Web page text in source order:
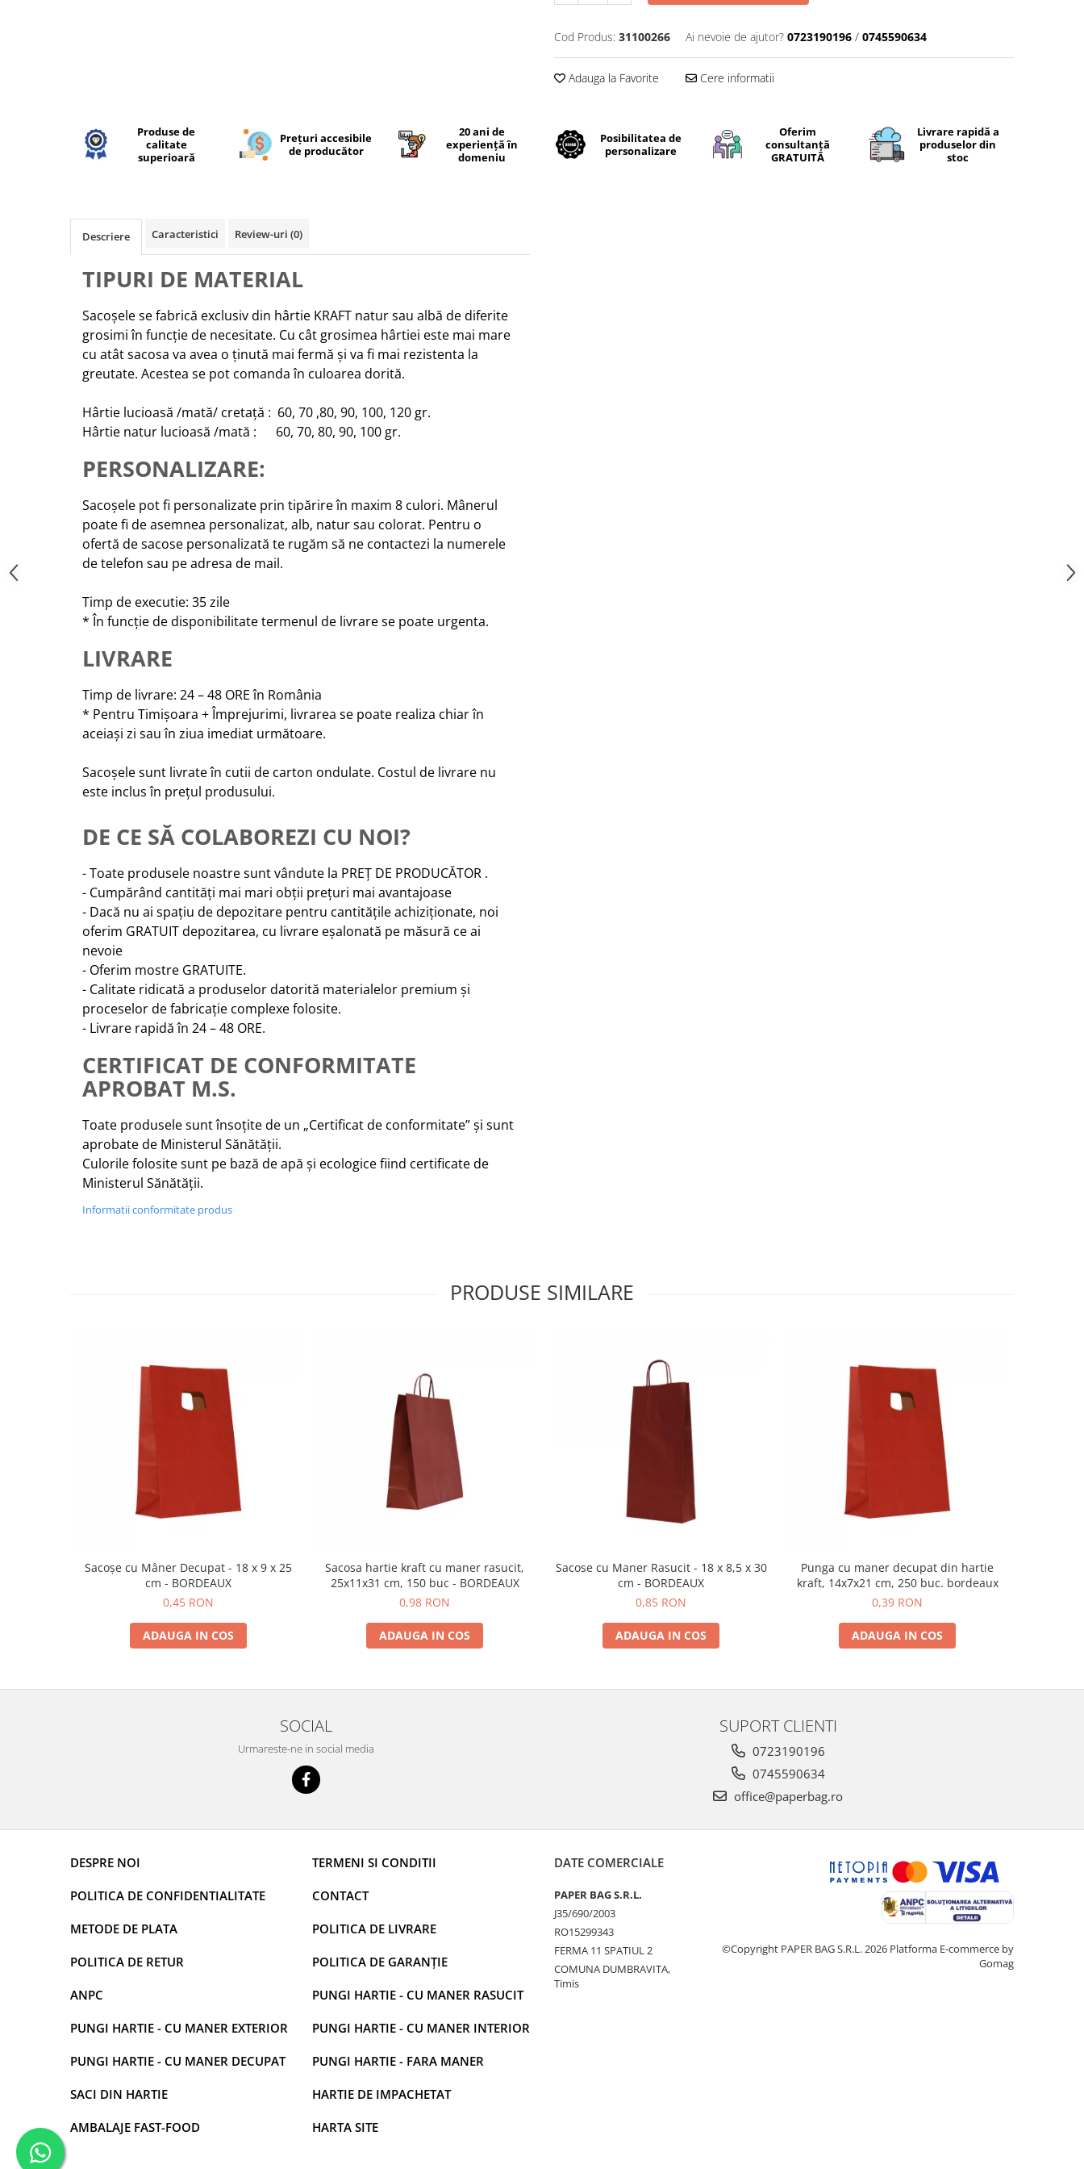
Cod Produs: 31100266 Ai nevoie de ajutor? 0723190196 / 0745590634
Adauga la Favorite Cere informatii
Produse de
calitate
superioară
Prețuri accesibile
de producător
20 ani de
experiență în
domeniu
Posibilitatea de
personalizare
Oferim
consultanță
GRATUITĂ
Livrare rapidă a
produselor din
stoc
Descriere Caracteristici Review-uri (0)
TIPURI DE MATERIAL
Sacoșele se fabrică exclusiv din hârtie KRAFT natur sau albă de diferite
grosimi în funcție de necesitate. Cu cât grosimea hârtiei este mai mare
cu atât sacosa va avea o ținută mai fermă și va fi mai rezistenta la
greutate. Acestea se pot comanda în culoarea dorită.
Hârtie lucioasă /mată/ cretață : 60, 70 ,80, 90, 100, 120 gr.
Hârtie natur lucioasă /mată : 60, 70, 80, 90, 100 gr.
PERSONALIZARE:
Sacoșele pot fi personalizate prin tipărire în maxim 8 culori. Mânerul
poate fi de asemnea personalizat, alb, natur sau colorat. Pentru o
ofertă de sacose personalizată te rugăm să ne contactezi la numerele
de telefon sau pe adresa de mail.
Timp de executie: 35 zile
* În funcție de disponibilitate termenul de livrare se poate urgenta.
LIVRARE
Timp de livrare: 24 – 48 ORE în România
* Pentru Timișoara + Împrejurimi, livrarea se poate realiza chiar în
aceiași zi sau în ziua imediat următoare.
Sacoșele sunt livrate în cutii de carton ondulate. Costul de livrare nu
este inclus în prețul produsului.
DE CE SĂ COLABOREZI CU NOI?
- Toate produsele noastre sunt vândute la PREȚ DE PRODUCĂTOR .
- Cumpărând cantități mai mari obții prețuri mai avantajoase
- Dacă nu ai spațiu de depozitare pentru cantitățile achiziționate, noi
oferim GRATUIT depozitarea, cu livrare eșalonată pe măsură ce ai
nevoie
- Oferim mostre GRATUITE.
- Calitate ridicată a produselor datorită materialelor premium și
proceselor de fabricație complexe folosite.
- Livrare rapidă în 24 – 48 ORE.
CERTIFICAT DE CONFORMITATE
APROBAT M.S.
Toate produsele sunt însoțite de un „Certificat de conformitate” și sunt
aprobate de Ministerul Sănătății.
Culorile folosite sunt pe bază de apă și ecologice fiind certificate de
Ministerul Sănătății.
Informatii conformitate produs
PRODUSE SIMILARE
Sacoșe cu Mâner Decupat - 18 x 9 x 25
cm - BORDEAUX
0,45 RON
ADAUGA IN COS
Sacosa hartie kraft cu maner rasucit,
25x11x31 cm, 150 buc - BORDEAUX
0,98 RON
ADAUGA IN COS
Sacose cu Maner Rasucit - 18 x 8,5 x 30
cm - BORDEAUX
0,85 RON
ADAUGA IN COS
Punga cu maner decupat din hartie
kraft, 14x7x21 cm, 250 buc. bordeaux
0,39 RON
ADAUGA IN COS
SOCIAL
Urmareste-ne in social media
SUPORT CLIENTI
0723190196
0745590634
office@paperbag.ro
DESPRE NOI
POLITICA DE CONFIDENTIALITATE
METODE DE PLATA
POLITICA DE RETUR
ANPC
PUNGI HARTIE - CU MANER EXTERIOR
PUNGI HARTIE - CU MANER DECUPAT
SACI DIN HARTIE
AMBALAJE FAST-FOOD
TERMENI SI CONDITII
CONTACT
POLITICA DE LIVRARE
POLITICA DE GARANȚIE
PUNGI HARTIE - CU MANER RASUCIT
PUNGI HARTIE - CU MANER INTERIOR
PUNGI HARTIE - FARA MANER
HARTIE DE IMPACHETAT
HARTA SITE
DATE COMERCIALE
PAPER BAG S.R.L.
J35/690/2003
RO15299343
FERMA 11 SPATIUL 2
COMUNA DUMBRAVITA,
Timis
©Copyright PAPER BAG S.R.L. 2026 Platforma E-commerce by
Gomag